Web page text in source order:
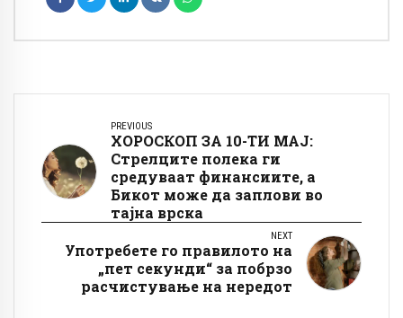
PREVIOUS
ХОРОСКОП ЗА 10-ТИ МАЈ:
Стрелците полека ги
средуваат финансиите, а
Бикот може да заплови во
тајна врска
NEXT
Употребете го правилото на
„пет секунди“ за побрзо
расчистување на нередот